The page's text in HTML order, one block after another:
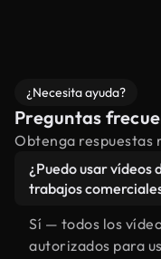
¿Necesita ayuda?
Preguntas
Obtenga respuestas
¿Puedo usar vídeos
trabajos
Sí — todos los
autorizados para